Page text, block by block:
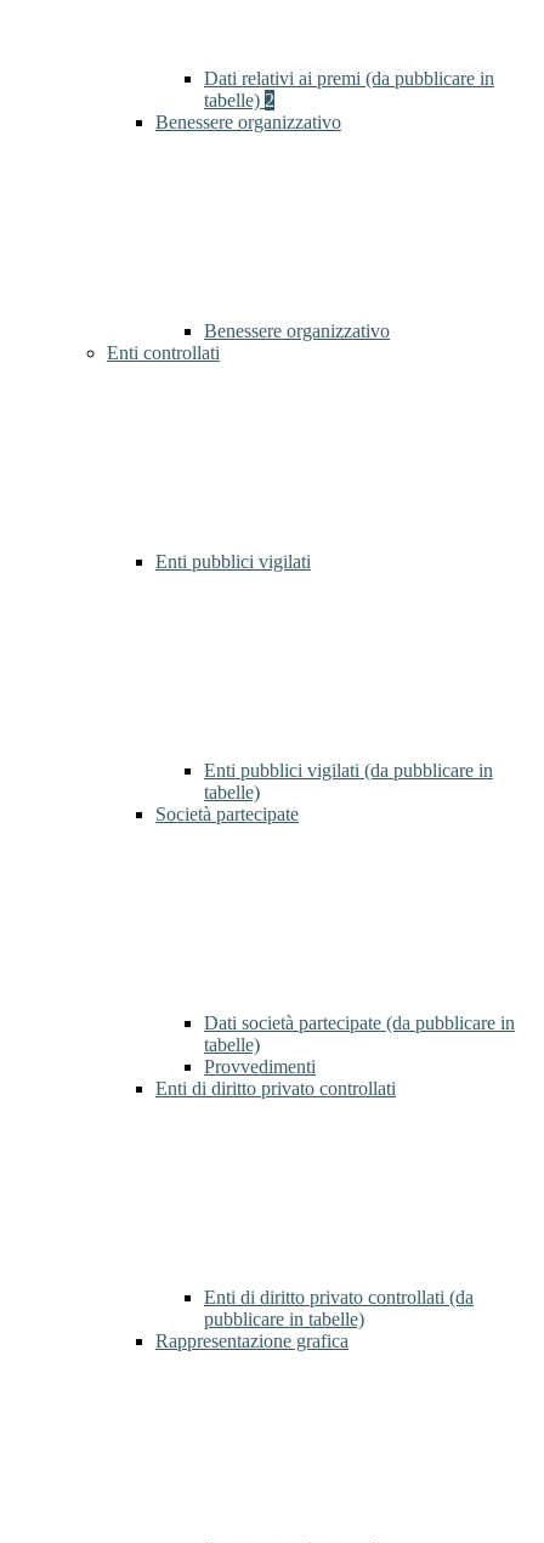
Dati relativi ai premi (da pubblicare in
tabelle) 2
Benessere organizzativo
Benessere organizzativo
Enti controllati
Enti pubblici vigilati
Enti pubblici vigilati (da pubblicare in
tabelle)
Società partecipate
Dati società partecipate (da pubblicare in
tabelle)
Provvedimenti
Enti di diritto privato controllati
Enti di diritto privato controllati (da
pubblicare in tabelle)
Rappresentazione grafica